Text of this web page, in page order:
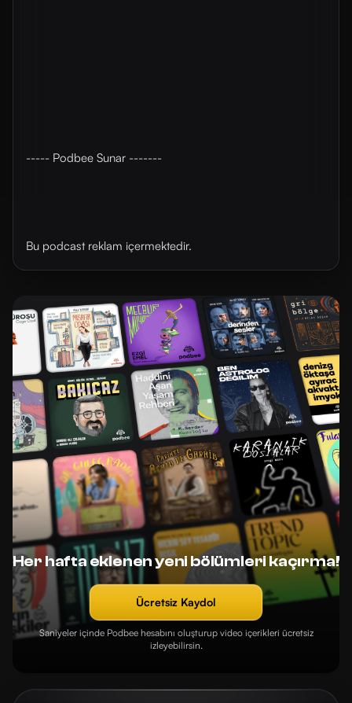
----- Podbee Sunar -------
Bu podcast reklam içermektedir.
Her hafta eklenen yeni bölümleri kaçırma!
Ücretsiz Kaydol
Saniyeler içinde Podbee hesabını oluşturup video içerikleri ücretsiz
izleyebilirsin.